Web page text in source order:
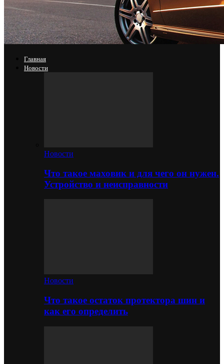
Главная
Новости
Новости
Что такое маховик и для чего он нужен.
Устройство и неисправности
Новости
Что такое остаток протектора шин и
как его определить